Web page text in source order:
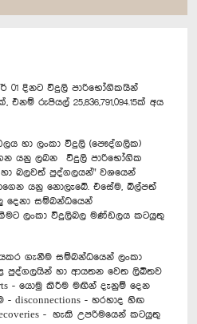
දිනට විදුලි පාරිභෝගිකයින්
රුපියල් 25,836,791,094.15ක් අය
ලංකා විදුලි (පෞද්ගලික)
යනු ලබන විදුලි පාරිභෝගික
බලවත් පුද්ගලයන්" වශයෙන්
යනු නොලැබේ. එසේම, බිල්පත්
දෙනා සම්බන්ධයෙන්
ලංකා විදුලිබල මණ්ඩලය කටයුතු
ගැනීම සම්බන්ධයෙන් ලංකා
පුද්ගලයින් හා ආයතන වෙත ලිඛිතව
- යොමු කිරීම මඟින් දැනුම් දෙන
disconnections - හරහාද හිඟ
- හැකි උපරිමයෙන් කටයුතු